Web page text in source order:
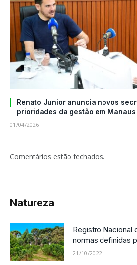
Renato Junior anuncia novos
prioridades da gestão em Manaus
01/04/2026
Comentários estão fechados.
Natureza
Registro Nacional
normas definidas
21/10/2022